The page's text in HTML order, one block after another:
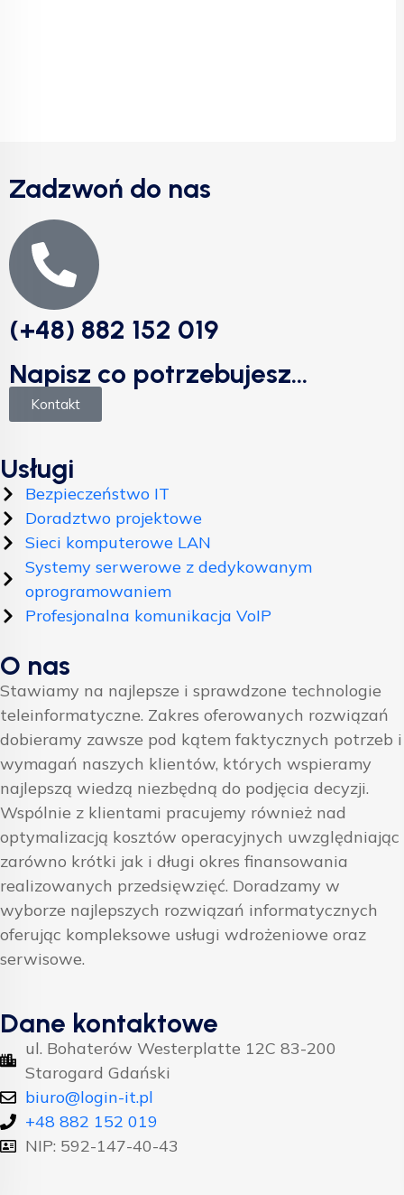
Zadzwoń do nas
(+48) 882 152 019
Napisz co potrzebujesz...
Kontakt
Usługi
Bezpieczeństwo IT
Doradztwo projektowe
Sieci komputerowe LAN
Systemy serwerowe z dedykowanym
oprogramowaniem
Profesjonalna komunikacja VoIP
O nas
Stawiamy na najlepsze i sprawdzone technologie
teleinformatyczne. Zakres oferowanych rozwiązań
dobieramy zawsze pod kątem faktycznych potrzeb i
wymagań naszych klientów, których wspieramy
najlepszą wiedzą niezbędną do podjęcia decyzji.
Wspólnie z klientami pracujemy również nad
optymalizacją kosztów operacyjnych uwzględniając
zarówno krótki jak i długi okres finansowania
realizowanych przedsięwzięć. Doradzamy w
wyborze najlepszych rozwiązań informatycznych
oferując kompleksowe usługi wdrożeniowe oraz
serwisowe.
Dane kontaktowe
ul. Bohaterów Westerplatte 12C 83-200
Starogard Gdański
biuro@login-it.pl
+48 882 152 019
NIP: 592-147-40-43